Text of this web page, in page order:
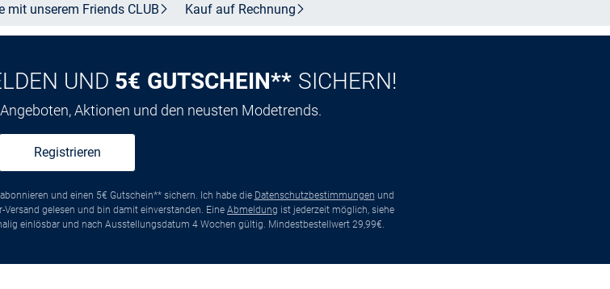
mit unserem Friends CLUB Kauf auf Rechnung
UND 5€ GUTSCHEIN** SICHERN!
Aktionen und den neusten Modetrends.
Registrieren
und einen 5€ Gutschein** sichern. Ich habe die Datenschutzbestimmungen und
gelesen und bin damit einverstanden. Eine Abmeldung ist jederzeit möglich, siehe
einlösbar und nach Ausstellungsdatum 4 Wochen gültig. Mindestbestellwert 29,99€.